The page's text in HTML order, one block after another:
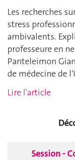
Les recherches
stress
ambivalents.
professeure en
Panteleimon
de médecine de
Lire l'article
Session -